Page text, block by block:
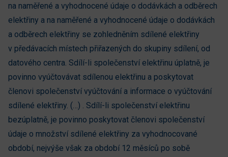
na naměřené a vyhodnocené údaje o dodávkách a odběrech
elektřiny a na naměřené a vyhodnocené údaje o dodávkách
a odběrech elektřiny se zohledněním sdílené elektřiny
v předávacích místech přiřazených do skupiny sdílení, od
datového centra. Sdílí-li společenství elektřinu úplatně, je
povinno vyúčtovávat sdílenou elektřinu a poskytovat
členovi společenství vyúčtování a informace o vyúčtování
sdílené elektřiny. (…) . Sdílí-li společenství elektřinu
bezúplatně, je povinno poskytovat členovi společenství
údaje o množství sdílené elektřiny za vyhodnocované
období, nejvýše však za období 12 měsíců po sobě